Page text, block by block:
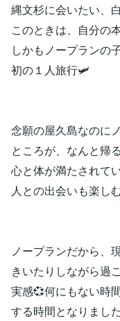
縄文杉に会いたい、
このときは、自分の
しかもノープランの
初の１人旅行🛩
念願の屋久島なのに
ところが、なんと帰
心と体が満たされてい
人との出会いも楽し
ノープランだから、
きいたりしながら過
実感💞何にもない時
する時間となりまし